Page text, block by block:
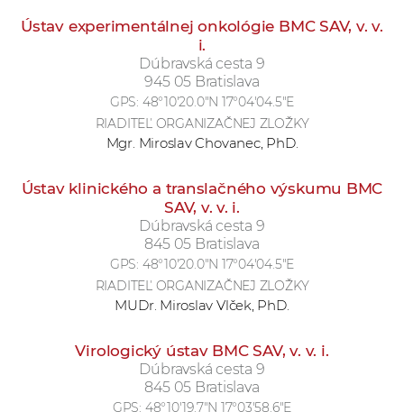
Ústav experimentálnej onkológie BMC SAV, v. v.
i.
Dúbravská cesta 9
945 05 Bratislava
GPS: 48°10'20.0"N 17°04'04.5"E
RIADITEĽ ORGANIZAČNEJ ZLOŽKY
Mgr. Miroslav Chovanec, PhD.
Ústav klinického a translačného výskumu BMC
SAV, v. v. i.
Dúbravská cesta 9
845 05 Bratislava
GPS: 48°10'20.0"N 17°04'04.5"E
RIADITEĽ ORGANIZAČNEJ ZLOŽKY
MUDr. Miroslav Vlček, PhD.
Virologický ústav BMC SAV, v. v. i.
Dúbravská cesta 9
845 05 Bratislava
GPS: 48°10'19.7"N 17°03'58.6"E